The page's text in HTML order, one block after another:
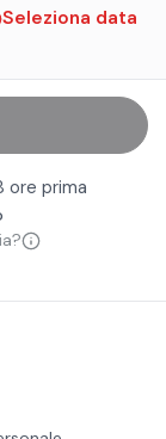
Seleziona data
ore prima